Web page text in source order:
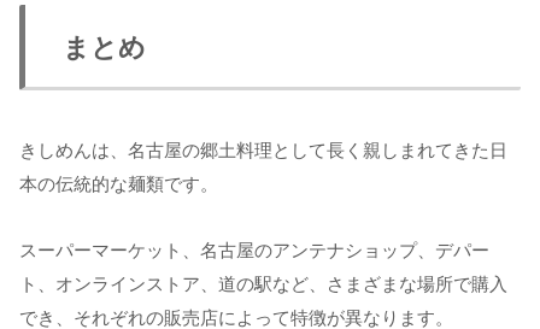
まとめ
きしめんは、名古屋の郷土料理として長く親しまれてきた日
本の伝統的な麺類です。
スーパーマーケット、名古屋のアンテナショップ、デパー
ト、オンラインストア、道の駅など、さまざまな場所で購入
でき、それぞれの販売店によって特徴が異なります。